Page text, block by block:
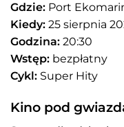
Gdzie: Port
Kiedy: 25 sierpnia
Godzina: 20:30
Wstęp: bezpłatny
Cykl: Super Hity
Kino pod